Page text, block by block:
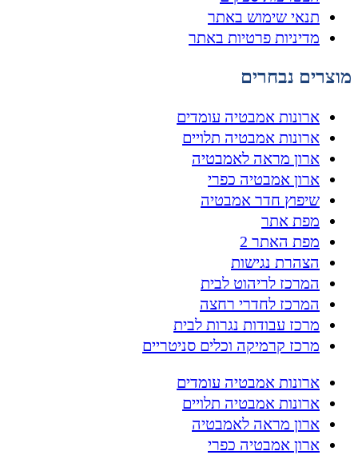
תנאי שימוש באתר
מדיניות פרטיות באתר
מוצרים נבחרים
ארונות אמבטיה עומדים
ארונות אמבטיה תלויים
ארון מראה לאמבטיה
ארון אמבטיה כפרי
שיפוץ חדר אמבטיה
מפת אתר
מפת האתר 2
הצהרת נגישות
המרכז לריהוט לבית
המרכז לחדרי רחצה
מרכז עבודות נגרות לבית
מרכז קרמיקה וכלים סניטריים
ארונות אמבטיה עומדים
ארונות אמבטיה תלויים
ארון מראה לאמבטיה
ארון אמבטיה כפרי